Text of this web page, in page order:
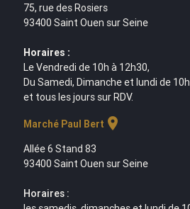
75, rue des Rosiers
93400 Saint Ouen sur Seine
Horaires :
Le Vendredi de 10h à 12h30,
Du Samedi, Dimanche et lundi de
et tous les jours sur RDV.
Marché Paul Bert location_on
Allée 6 Stand 83
93400 Saint Ouen sur Seine
Horaires :